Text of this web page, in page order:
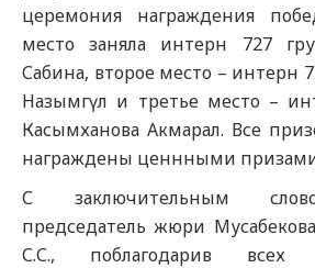
церемония награждения
место заняла интерн 727
Сабина, второе место – интерн
Назымгүл и третье место –
Касымханова Акмарал. Все
награждены ценнными
С заключительным
председатель жюри
С.С., поблагодарив всех